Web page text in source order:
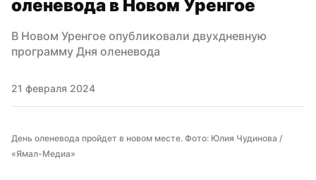
оленевода в Новом Уренгое
В Новом Уренгое опубликовали двухдневную
программу Дня оленевода
21 февраля 2024
День оленевода пройдет в новом месте. Фото: Юлия Чудинова /
«Ямал-Медиа»